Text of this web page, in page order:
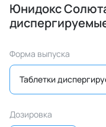
Юнидокс
Форма выпуска
Таблетки
Дозировка